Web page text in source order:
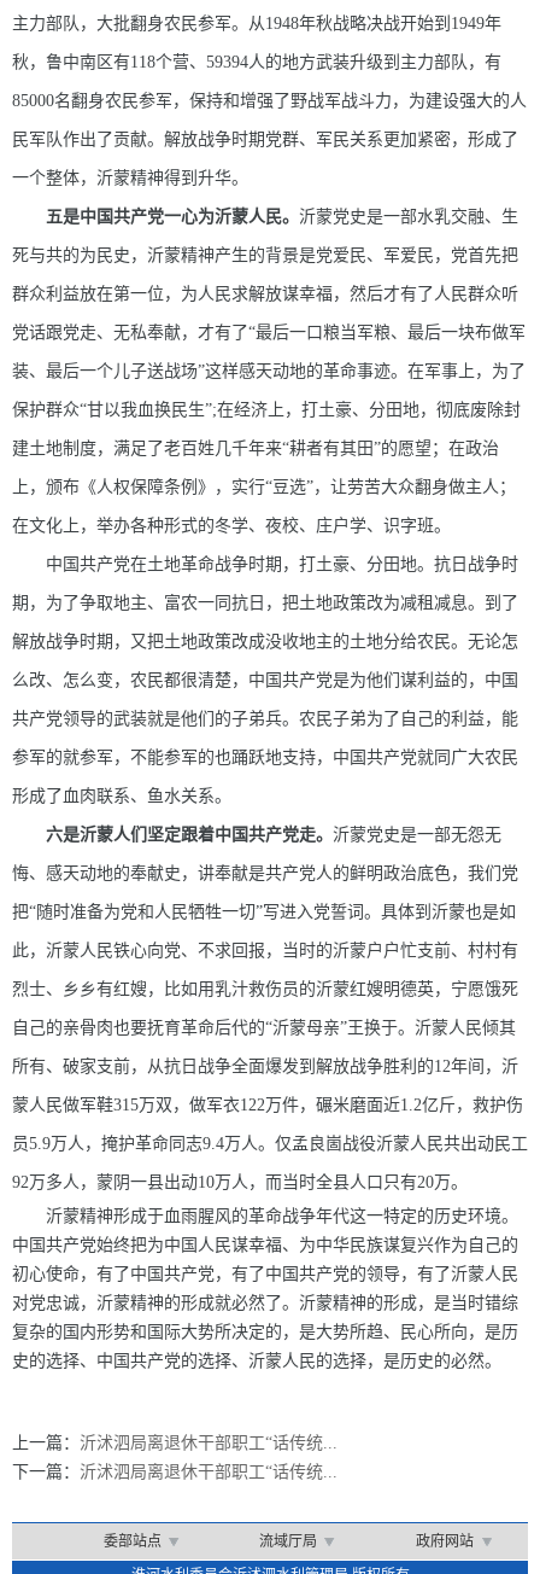
主力部队，大批翻身农民参军。从1948年秋战略决战开始到1949年
秋，鲁中南区有118个营、59394人的地方武装升级到主力部队，有
85000名翻身农民参军，保持和增强了野战军战斗力，为建设强大的人
民军队作出了贡献。解放战争时期党群、军民关系更加紧密，形成了
一个整体，沂蒙精神得到升华。
五是中国共产党一心为沂蒙人民。 沂蒙党史是一部水乳交融、生
死与共的为民史，沂蒙精神产生的背景是党爱民、军爱民，党首先把
群众利益放在第一位，为人民求解放谋幸福，然后才有了人民群众听
党话跟党走、无私奉献，才有了“最后一口粮当军粮、最后一块布做军
装、最后一个儿子送战场”这样感天动地的革命事迹。在军事上，为了
保护群众“甘以我血换民生”;在经济上，打土豪、分田地，彻底废除封
建土地制度，满足了老百姓几千年来“耕者有其田”的愿望；在政治
上，颁布《人权保障条例》，实行“豆选”，让劳苦大众翻身做主人；
在文化上，举办各种形式的冬学、夜校、庄户学、识字班。
中国共产党在土地革命战争时期，打土豪、分田地。抗日战争时
期，为了争取地主、富农一同抗日，把土地政策改为减租减息。到了
解放战争时期，又把土地政策改成没收地主的土地分给农民。无论怎
么改、怎么变，农民都很清楚，中国共产党是为他们谋利益的，中国
共产党领导的武装就是他们的子弟兵。农民子弟为了自己的利益，能
参军的就参军，不能参军的也踊跃地支持，中国共产党就同广大农民
形成了血肉联系、鱼水关系。
六是沂蒙人们坚定跟着中国共产党走。 沂蒙党史是一部无怨无
悔、感天动地的奉献史，讲奉献是共产党人的鲜明政治底色，我们党
把“随时准备为党和人民牺牲一切”写进入党誓词。具体到沂蒙也是如
此，沂蒙人民铁心向党、不求回报，当时的沂蒙户户忙支前、村村有
烈士、乡乡有红嫂，比如用乳汁救伤员的沂蒙红嫂明德英，宁愿饿死
自己的亲骨肉也要抚育革命后代的“沂蒙母亲”王换于。沂蒙人民倾其
所有、破家支前，从抗日战争全面爆发到解放战争胜利的12年间，沂
蒙人民做军鞋315万双，做军衣122万件，碾米磨面近1.2亿斤，救护伤
员5.9万人，掩护革命同志9.4万人。仅孟良崮战役沂蒙人民共出动民工
92万多人，蒙阴一县出动10万人，而当时全县人口只有20万。
沂蒙精神形成于血雨腥风的革命战争年代这一特定的历史环境。
中国共产党始终把为中国人民谋幸福、为中华民族谋复兴作为自己的
初心使命，有了中国共产党，有了中国共产党的领导，有了沂蒙人民
对党忠诚，沂蒙精神的形成就必然了。沂蒙精神的形成，是当时错综
复杂的国内形势和国际大势所决定的，是大势所趋、民心所向，是历
史的选择、中国共产党的选择、沂蒙人民的选择，是历史的必然。
上一篇： 沂沭泗局离退休干部职工“话传统...
下一篇： 沂沭泗局离退休干部职工“话传统...
委部站点 流域厅局
政府网站